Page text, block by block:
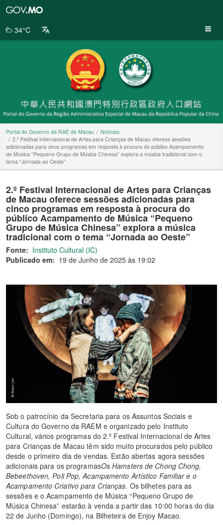
da
34°C
Portal do Governo da RAE de Macau
Notícias
2.º Festival Internacional de Artes para Crianças de Macau oferece sessões
adicionadas para cinco programas em resposta à procura do público Acampamento
de Música “Pequeno Grupo de Música Chinesa” explora a música tradicional com o
tema “Jornada ao Oeste”
2.º Festival Internacional de Artes para Crianças
de Macau oferece sessões adicionadas para
cinco programas em resposta à procura do
público Acampamento de Música “Pequeno
Grupo de Música Chinesa” explora a música
tradicional com o tema “Jornada ao Oeste”
Fonte: Instituto Cultural (IC)
Publicado em: 19 de Junho de 2025 às 19:02
Sob o patrocínio da Secretaria para os Assuntos Sociais e
Cultura do Governo da RAEM e organizado pelo Instituto
Cultural, vários programas do 2.º Festival Internacional de Artes
para Crianças de Macau têm sido muito procurados pelo público
desde o primeiro dia de vendas. Estão abertas agora sessões
adicionais para os programasOs Hamsters de Chong Chong,
Bebeethoven,Poli Pop, Acampamento Artístico Familiar e o
Acampamento Criativo para Crianças. Os bilhetes para as
sessões e o Acampamento de Música “Pequeno Grupo de
Música Chinesa” estarão à venda a partir das 10:00 horas do dia
22 de Junho (Domingo), na Bilheteira de Enjoy Macao.